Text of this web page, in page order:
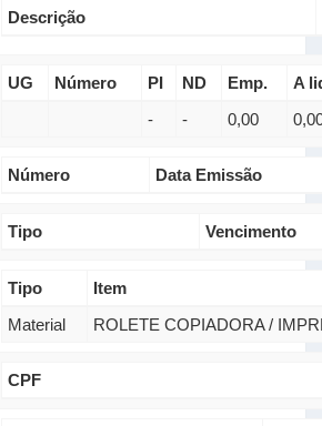
Descrição
UG Número PI ND Emp.
A
-
- 0,00
Número Data Emissão
Tipo Vencimento
Tipo
Item
Material
ROLETE COPIADORA /
CPF